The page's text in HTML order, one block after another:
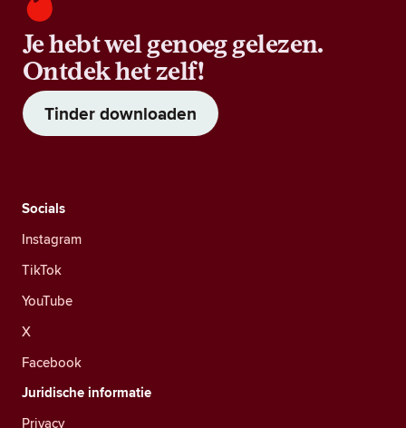
Je hebt wel genoeg gelezen.
Ontdek het zelf!
Tinder downloaden
Socials
Instagram
TikTok
YouTube
X
Facebook
Juridische informatie
Privacy